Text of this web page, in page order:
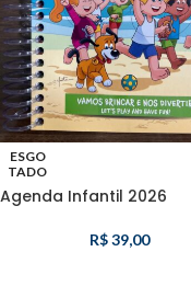
ESGO
TADO
Agenda Infantil 2026
R$39,00